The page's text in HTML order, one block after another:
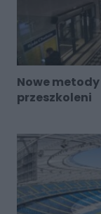
Nowe
przeszkoleni